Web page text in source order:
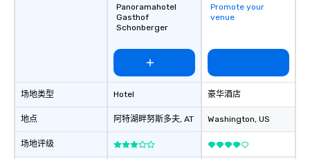
场地类型
地点
场地评级
Panoramahotel
Gasthof
Schonberger
Hotel
阿特湖畔努斯多夫, AT
Promote your
venue
豪华酒店
Washington, US